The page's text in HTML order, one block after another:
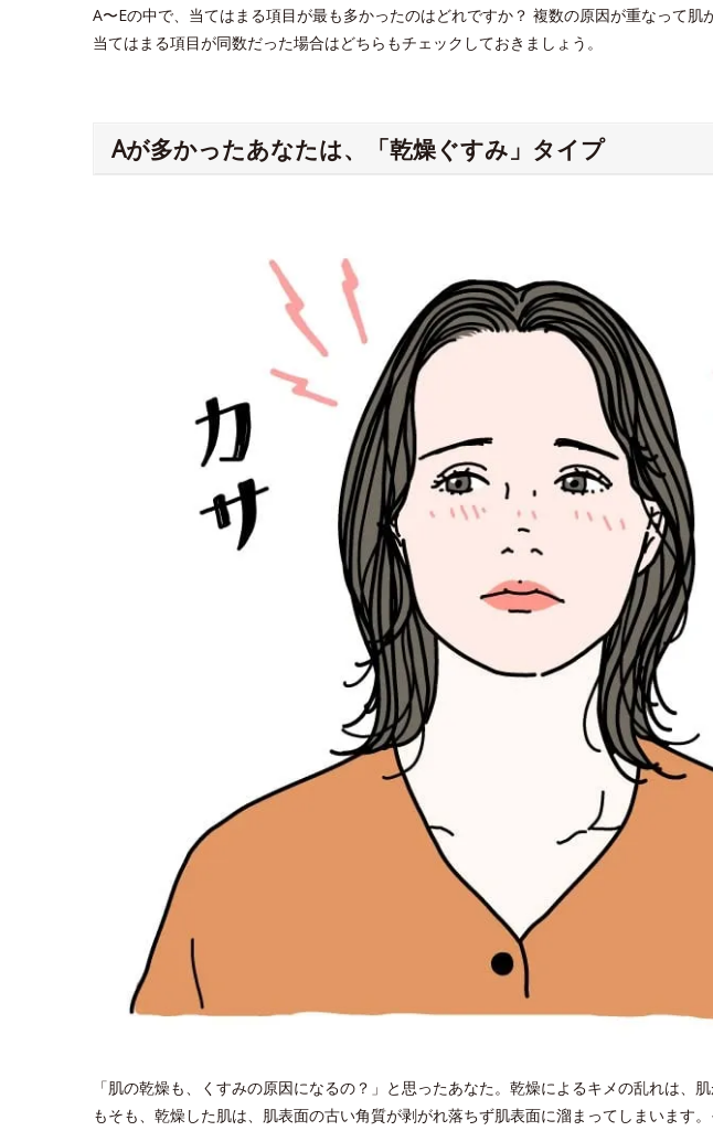
A〜Eの中で、当てはまる項目が最も多かったのはどれですか？ 複数の原因が重なって肌
当てはまる項目が同数だった場合はどちらもチェックしておきましょう。
Aが多かったあなたは、「乾燥ぐすみ」タイプ
「肌の乾燥も、くすみの原因になるの？」と思ったあなた。乾燥によるキメの乱れは、
もそも、乾燥した肌は、肌表面の古い角質が剥がれ落ちず肌表面に溜まってしまいます